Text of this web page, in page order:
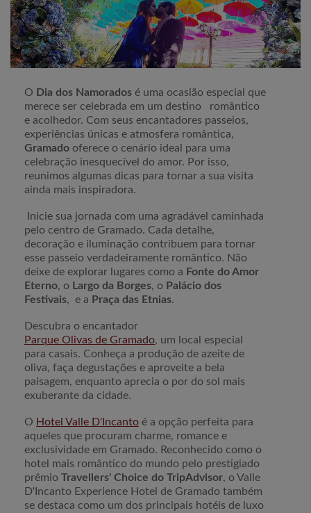
O Dia dos Namorados é uma ocasião especial que
merece ser celebrada em um destino romântico
e acolhedor. Com seus encantadores passeios,
experiências únicas e atmosfera romântica,
Gramado oferece o cenário ideal para uma
celebração inesquecível do amor. Por isso,
reunimos algumas dicas para tornar a sua visita
ainda mais inspiradora.
Inicie sua jornada com uma agradável caminhada
pelo centro de Gramado. Cada detalhe,
decoração e iluminação contribuem para tornar
esse passeio verdadeiramente romântico. Não
deixe de explorar lugares como a Fonte do Amor
Eterno, o Largo da Borges, o Palácio dos
Festivais, e a Praça das Etnias.
Descubra o encantador
Parque Olivas de Gramado, um local especial
para casais. Conheça a produção de azeite de
oliva, faça degustações e aproveite a bela
paisagem, enquanto aprecia o por do sol mais
exuberante da cidade.
O Hotel Valle D'Incanto é a opção perfeita para
aqueles que procuram charme, romance e
exclusividade em Gramado. Reconhecido como o
hotel mais romântico do mundo pelo prestigiado
prêmio Travellers' Choice do TripAdvisor, o Valle
D'Incanto Experience Hotel de Gramado também
se destaca como um dos principais hotéis de luxo